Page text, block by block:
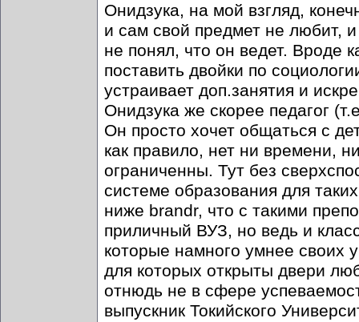
Онидзука, на мой взгляд,
и сам свой предмет не любит,
не понял, что он ведет. Вроде
поставить двойки по
устраивает доп.занятия и
Онидзука же скорее педагог
Он просто хочет общаться с
как правило, нет ни времени,
ограниченны. Тут без
системе образования для
ниже brandr, что с такими
приличный ВУЗ, но ведь и
которые намного умнее своих
для которых открыты двери
отнюдь не в сфере
выпускник Токийского